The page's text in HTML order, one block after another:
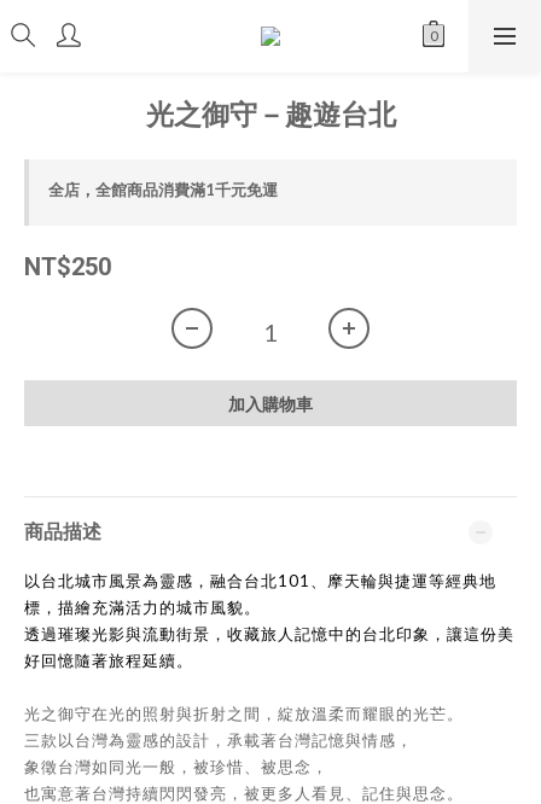
光之御守－趣遊台北
全店，全館商品消費滿1千元免運
NT$250
加入購物車
商品描述
以台北城市風景為靈感，融合台北101 、摩天輪與捷運等經典地
標，描繪充滿活力的城市風貌。
透過璀璨光影與流動街景，收藏旅人記憶中的台北印象，讓這份美
好回憶隨著旅程延續。
光之御守在光的照射與折射之間，綻放溫柔而耀眼的光芒。
三款以台灣為靈感的設計，承載著台灣記憶與情感，
象徵台灣如同光一般，被珍惜、被思念，
也寓意著台灣持續閃閃發亮，被更多人看見、記住與思念。